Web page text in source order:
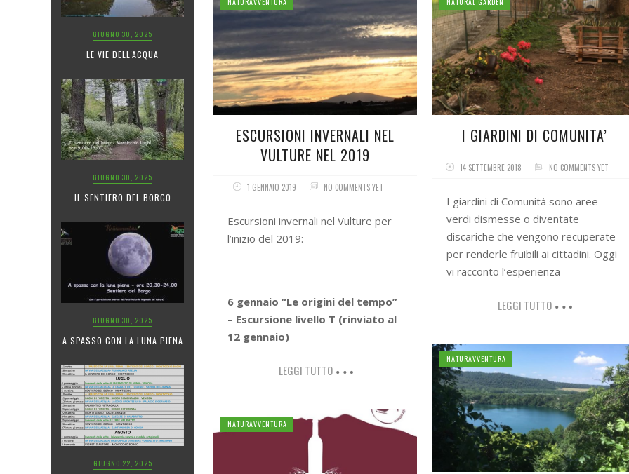
GIUGNO 30, 2025
LE VIE DELL'ACQUA
GIUGNO 30, 2025
IL SENTIERO DEL BORGO
GIUGNO 30, 2025
A SPASSO CON LA LUNA PIENA
GIUGNO 22, 2025
ESCURSIONI INVERNALI NEL
VULTURE NEL 2019
1 GENNAIO 2019 NO COMMENTS YET
Escursioni invernali nel Vulture per
l’inizio del 2019:
6 gennaio “Le origini del tempo”
– Escursione livello T (rinviato al
12 gennaio)
LEGGI TUTTO
NATURAVVENTURA
I GIARDINI DI COMUNITA’
14 SETTEMBRE 2018 NO COMMENTS YET
I giardini di Comunità sono aree
verdi dismesse o diventate
discariche che vengono recuperate
per renderle fruibili ai cittadini. Oggi
vi racconto l’esperienza
LEGGI TUTTO
NATURAVVENTURA